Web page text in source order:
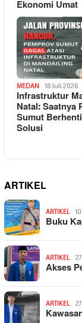
Ekonomi Umat
MEDAN 18 Juli 2026
Infrastruktur
Natal: Saatnya
Sumut
Solusi
ARTIKEL
ARTIKEL
Buku
ARTIKEL
Akses
ARTIKEL